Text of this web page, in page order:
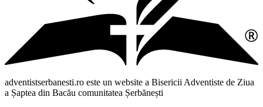
adventistserbanesti.ro este un website a Bisericii Adventiste de Ziua
a Șaptea din Bacău comunitatea Șerbănești